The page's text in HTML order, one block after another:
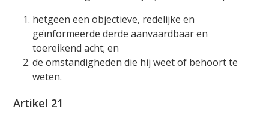
hetgeen een objectieve, redelijke en
geïnformeerde derde aanvaardbaar en
toereikend acht; en
de omstandigheden die hij weet of behoort te
weten.
Artikel 21